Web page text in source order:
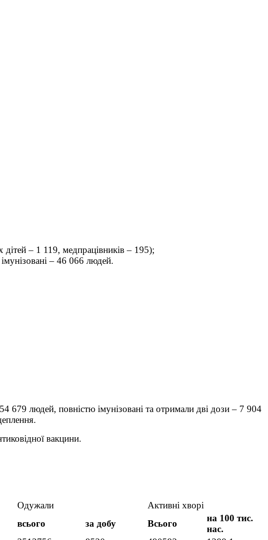
– 1 119, медпрацівників – 195);
– 46 066 людей.
679 людей, повністю імунізовані та отримали дві дози – 7 904
вакцини.
Одужали
Активні хворі
всього за добу Всього
на 100 тис.
нас.